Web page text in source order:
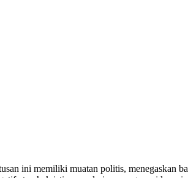
ini memiliki muatan politis, menegaskan